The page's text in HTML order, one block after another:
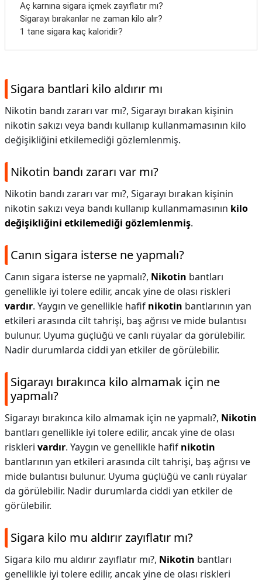
Aç karnına sigara içmek zayıflatır mı?
Sigarayı bırakanlar ne zaman kilo alır?
1 tane sigara kaç kaloridir?
Sigara bantlari kilo aldırır mı
Nikotin bandı zararı var mı?, Sigarayı bırakan kişinin
nikotin sakızı veya bandı kullanıp kullanmamasının kilo
değişikliğini etkilemediği gözlemlenmiş.
Nikotin bandı zararı var mı?
Nikotin bandı zararı var mı?, Sigarayı bırakan kişinin
nikotin sakızı veya bandı kullanıp kullanmamasının kilo
değişikliğini etkilemediği gözlemlenmiş.
Canın sigara isterse ne yapmalı?
Canın sigara isterse ne yapmalı?, Nikotin bantları
genellikle iyi tolere edilir, ancak yine de olası riskleri
vardır. Yaygın ve genellikle hafif nikotin bantlarının yan
etkileri arasında cilt tahrişi, baş ağrısı ve mide bulantısı
bulunur. Uyuma güçlüğü ve canlı rüyalar da görülebilir.
Nadir durumlarda ciddi yan etkiler de görülebilir.
Sigarayı bırakınca kilo almamak için ne
yapmalı?
Sigarayı bırakınca kilo almamak için ne yapmalı?, Nikotin
bantları genellikle iyi tolere edilir, ancak yine de olası
riskleri vardır. Yaygın ve genellikle hafif nikotin
bantlarının yan etkileri arasında cilt tahrişi, baş ağrısı ve
mide bulantısı bulunur. Uyuma güçlüğü ve canlı rüyalar
da görülebilir. Nadir durumlarda ciddi yan etkiler de
görülebilir.
Sigara kilo mu aldırır zayıflatır mı?
Sigara kilo mu aldırır zayıflatır mı?, Nikotin bantları
genellikle iyi tolere edilir, ancak yine de olası riskleri